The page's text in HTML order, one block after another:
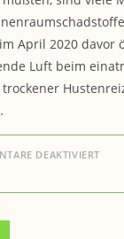
April 2020 davor
Luft beim
trockener
DEAKTIVIERT